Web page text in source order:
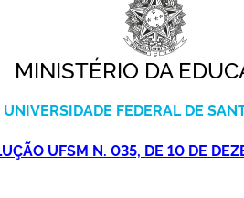
MINISTÉRIO DA
UNIVERSIDADE FEDERAL DE
UFSM N. 035, DE 10 DE